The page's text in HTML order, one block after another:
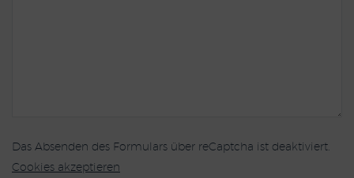
Das Absenden des Formulars über reCaptcha ist deaktiviert.
Cookies akzeptieren